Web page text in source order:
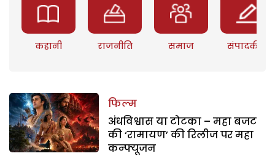
कहानी राजनीति समाज संपादकीय
फिल्म
अंधविश्वास या टोटका – महा बजट
की ‘रामायण’ की रिलीज पर महा
कन्फ्यूजन